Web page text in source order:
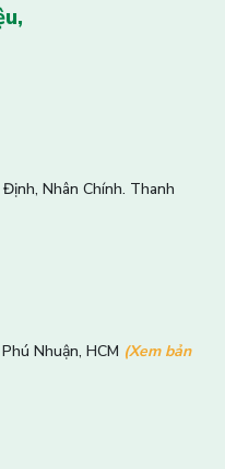
Nhân Chính. Thanh
Nhuận, HCM (Xem bản